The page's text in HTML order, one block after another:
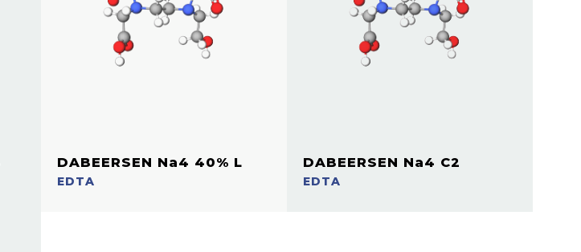
DABEERSEN Na4 40% L
EDTA
DABEERSEN Na4 C2
EDTA